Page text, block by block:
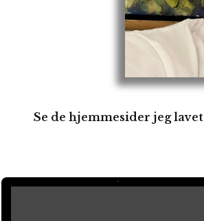
Se de hjemmesider jeg lavet